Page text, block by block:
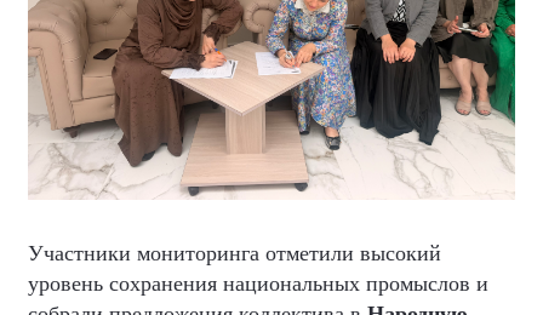
Участники мониторинга отметили высокий
уровень сохранения национальных промыслов и